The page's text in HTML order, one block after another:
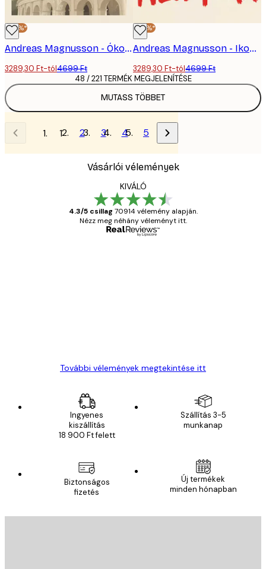
-30%*
Andreas Magnusson - Ókori Róma Kolosszeum Poszter
3289,30 Ft-tól4699 Ft
-30%*
Andreas Magnusson - Ikonikus New York City Poszter
3289,30 Ft-tól4699 Ft
MUTASS TÖBBET
48 / 221 TERMÉK MEGJELENÍTÉSE
1 2 3 4 5
Vásárlói vélemények
KIVÁLÓ
4.3/5 csillag 70914 vélemény alapján.
Nézz meg néhány véleményt itt.
További vélemények megtekintése itt
FELIRATKOZÁS
Ingyenes
kiszállítás
18 900 Ft felett
Szállítás 3-5
munkanap
Biztonságos
fizetés
Új termékek
minden hónapban